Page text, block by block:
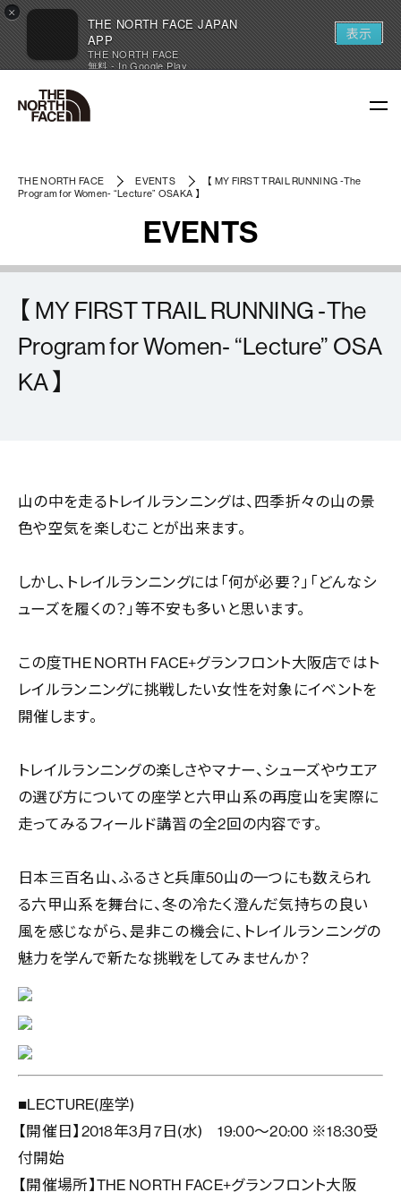
×
THE NORTH FACE JAPAN
APP
THE NORTH FACE
無料 - In Google Play
表示
THE NORTH FACE EVENTS
【 MY FIRST TRAIL RUNNING ‐The
Program for Women‐ “Lecture” OSAKA 】
EVENTS
【 MY FIRST TRAIL RUNNING ‐The
Program for Women‐ “Lecture” OSA
KA 】
山の中を走るトレイルランニングは、四季折々の山の景
色や空気を楽しむことが出来ます。
しかし、トレイルランニングには「何が必要？」「どんなシ
ューズを履くの？」等不安も多いと思います。
この度THE NORTH FACE+グランフロント大阪店ではト
レイルランニングに挑戦したい女性を対象にイベントを
開催します。
トレイルランニングの楽しさやマナー、シューズやウエア
の選び方についての座学と六甲山系の再度山を実際に
走ってみるフィールド講習の全2回の内容です。
日本三百名山、ふるさと兵庫50山の一つにも数えられ
る六甲山系を舞台に、冬の冷たく澄んだ気持ちの良い
風を感じながら、是非この機会に、トレイルランニングの
魅力を学んで新たな挑戦をしてみませんか？
■LECTURE(座学)
【開催日】2018年3月7日(水) 19:00～20:00 ※18:30受
付開始
【開催場所】THE NORTH FACE+グランフロント大阪